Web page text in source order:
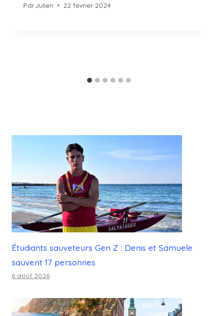
ParJulien 22 février 2024
Étudiants sauveteurs Gen Z : Denis et Samuele
sauvent 17 personnes
6 août 2026